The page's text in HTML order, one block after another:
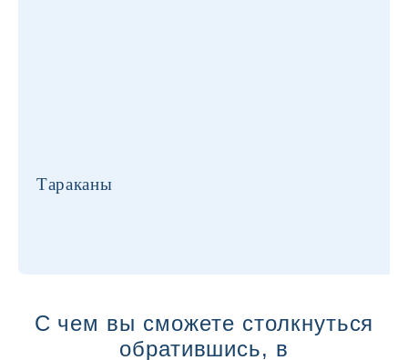
Тараканы
С чем вы сможете столкнуться
обратившись, в